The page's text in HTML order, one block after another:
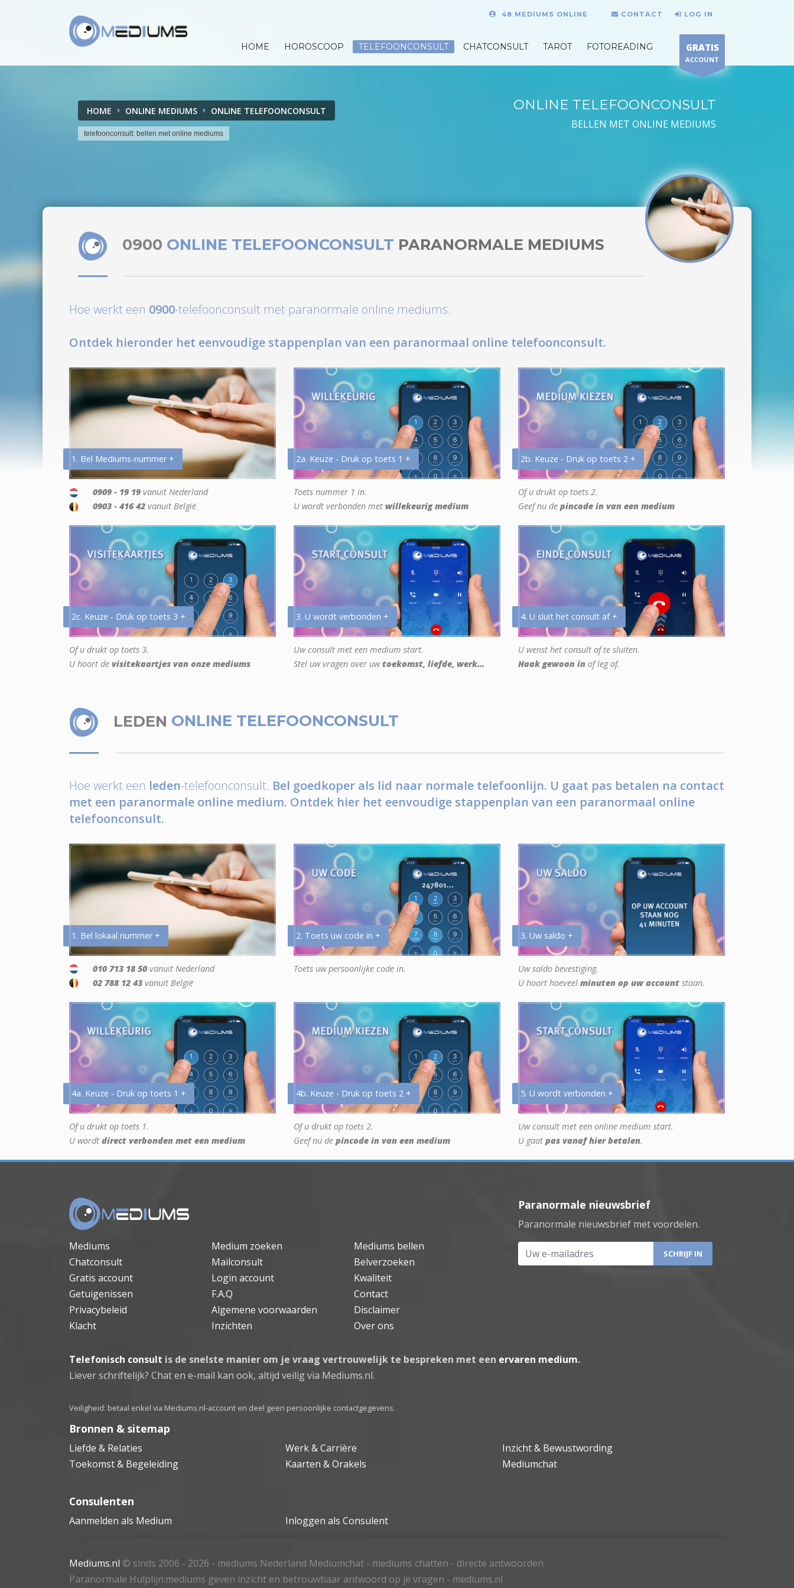
48 MEDIUMS ONLINE CONTACT LOG IN
HOME HOROSCOOP TELEFOONCONSULT CHATCONSULT TAROT FOTOREADING GRATIS
ACCOUNT
HOME ONLINE MEDIUMS ONLINE TELEFOONCONSULT
telefoonconsult: bellen met online mediums
ONLINE TELEFOONCONSULT
BELLEN MET ONLINE MEDIUMS
0900 ONLINE TELEFOONCONSULT PARANORMALE MEDIUMS
Hoe werkt een 0900-telefoonconsult met paranormale online mediums.
Ontdek hieronder het eenvoudige stappenplan van een paranormaal online telefoonconsult.
1. Bel Mediums-nummer +
0909 - 19 19 vanuit Nederland
0903 - 416 42 vanuit België
2a. Keuze - Druk op toets 1 +
Toets nummer 1 in.
U wordt verbonden met willekeurig medium
2b. Keuze - Druk op toets 2 +
Of u drukt op toets 2.
Geef nu de pincode in van een medium
2c. Keuze - Druk op toets 3 +
Of u drukt op toets 3.
U hoort de visitekaartjes van onze mediums
3. U wordt verbonden +
Uw consult met een medium start.
Stel uw vragen over uwtoekomst, liefde, werk...
4. U sluit het consult af +
U wenst het consult af te sluiten.
Haak gewoon in of leg af.
LEDEN ONLINE TELEFOONCONSULT
Hoe werkt een leden-telefoonconsult. Bel goedkoper als lid naar normale telefoonlijn. U gaat pas betalen na contact
met een paranormale online medium. Ontdek hier het eenvoudige stappenplan van een paranormaal online
telefoonconsult.
1. Bel lokaal nummer +
010 713 18 50 vanuit Nederland
02 788 12 43 vanuit België
2. Toets uw code in +
Toets uw persoonlijke code in.
3. Uw saldo +
Uw saldo bevestiging.
U hoort hoeveel minuten op uw account staan.
4a. Keuze - Druk op toets 1 +
Of u drukt op toets 1.
U wordt direct verbonden met een medium
4b. Keuze - Druk op toets 2 +
Of u drukt op toets 2.
Geef nu de pincode in van een medium
5. U wordt verbonden +
Uw consult met een online medium start.
U gaat pas vanaf hier betalen.
Mediums Medium zoeken
Mediums bellen
Chatconsult
Mailconsult
Belverzoeken
Gratis account
Login account
Kwaliteit
Getuigenissen
F.A.Q
Contact
Privacybeleid
Algemene voorwaarden
Disclaimer
Klacht
Inzichten Over ons
Paranormale nieuwsbrief
Paranormale nieuwsbrief met voordelen.
Uw e-mailadres
Telefonisch consult is de snelste manier om je vraag vertrouwelijk te bespreken met een ervaren medium.
Liever schriftelijk? Chat en e-mail kan ook, altijd veilig via Mediums.nl.
Veiligheid: betaal enkel via Mediums.nl-account en deel geen persoonlijke contactgegevens.
Bronnen & sitemap
Liefde & Relaties Werk & Carrière
Inzicht & Bewustwording
Toekomst & Begeleiding
Kaarten & Orakels Mediumchat
Consulenten
Aanmelden als Medium Inloggen als Consulent
Mediums.nl © sinds 2006 - 2026 - mediums Nederland Mediumchat - mediums chatten - directe antwoorden
Paranormale Hulplijn:mediums geven inzicht en betrouwbaar antwoord op je vragen - mediums.nl